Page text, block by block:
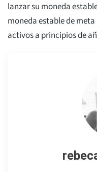
lanzar su moneda
moneda estable de
activos a principios de